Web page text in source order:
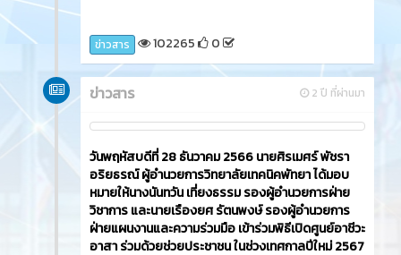
ข่าวสาร 102265 0
2 ปี ที่ผ่านมา
ข่าวสาร
วันพฤหัสบดีที่ 28 ธันวาคม 2566 นายศิรเมศร์ พัชรา
อริยธรณ์ ผู้อำนวยการวิทยาลัยเทคนิคพัทยา ได้มอบ
หมายให้นางนันทวัน เที่ยงธรรม รองผู้อำนวยการฝ่าย
วิชาการ และนายเรืองยศ รัตนพงษ์ รองผู้อำนวยการ
ฝ่ายแผนงานและความร่วมมือ เข้าร่วมพิธีเปิดศูนย์อาชีวะ
อาสา ร่วมด้วยช่วยประชาชน ในช่วงเทศกาลปีใหม่ 2567